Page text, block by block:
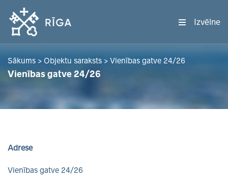
Izvēlne
Sākums > Objektu saraksts > Vienības gatve 24/26
Vienības gatve 24/26
Adrese
Vienības gatve 24/26